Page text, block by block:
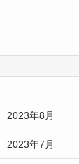
2023年8月
2023年7月